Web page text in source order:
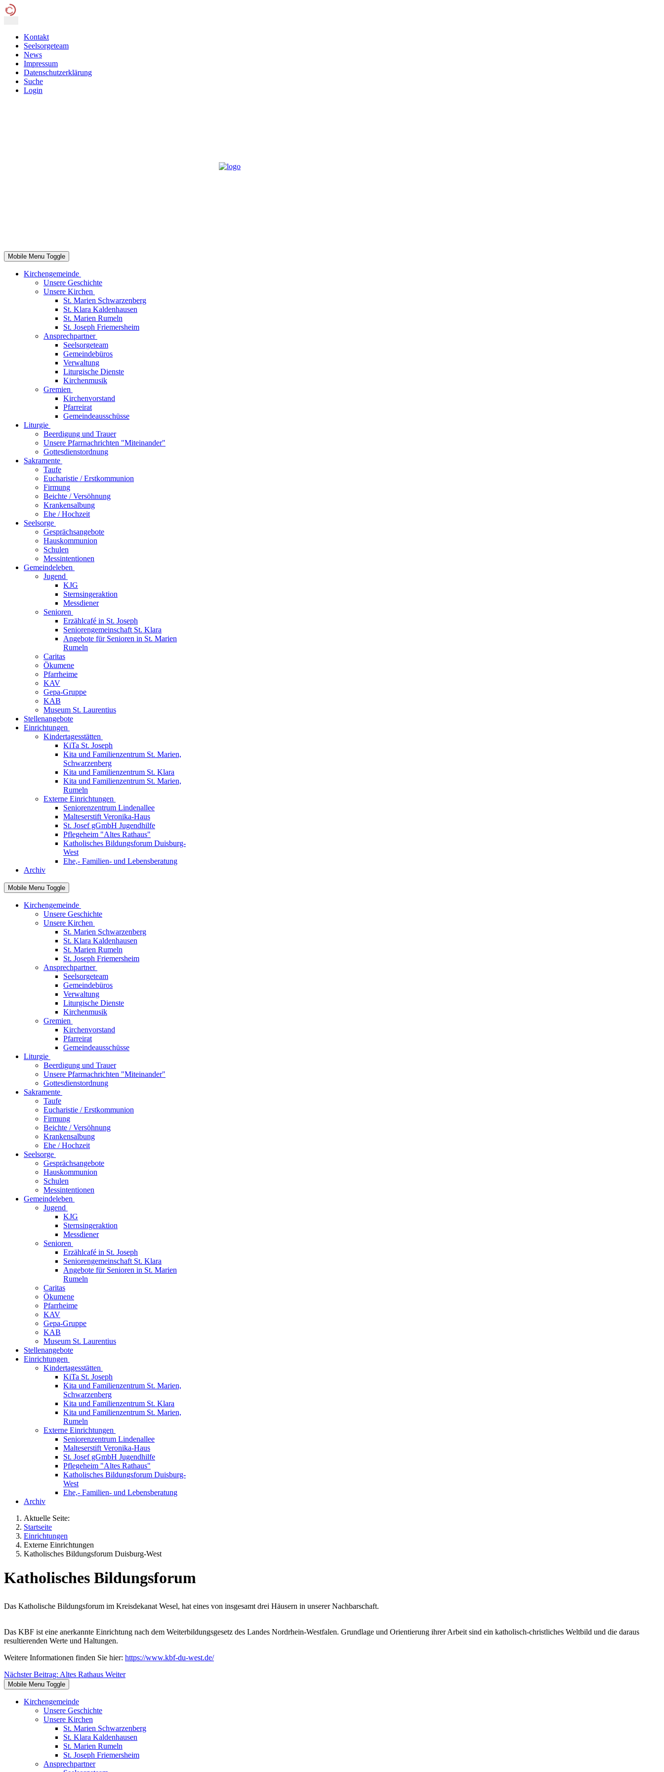
Kontakt
Seelsorgeteam
News
Impressum
Datenschutzerklärung
Suche
Login
Mobile Menu Toggle
Kirchengemeinde
Unsere Geschichte
Unsere Kirchen
St. Marien Schwarzenberg
St. Klara Kaldenhausen
St. Marien Rumeln
St. Joseph Friemersheim
Ansprechpartner
Seelsorgeteam
Gemeindebüros
Verwaltung
Liturgische Dienste
Kirchenmusik
Gremien
Kirchenvorstand
Pfarreirat
Gemeindeausschüsse
Liturgie
Beerdigung und Trauer
Unsere Pfarrnachrichten "Miteinander"
Gottesdienstordnung
Sakramente
Taufe
Eucharistie / Erstkommunion
Firmung
Beichte / Versöhnung
Krankensalbung
Ehe / Hochzeit
Seelsorge
Gesprächsangebote
Hauskommunion
Schulen
Messintentionen
Gemeindeleben
Jugend
KJG
Sternsingeraktion
Messdiener
Senioren
Erzählcafé in St. Joseph
Seniorengemeinschaft St. Klara
Angebote für Senioren in St. Marien
Rumeln
Caritas
Ökumene
Pfarrheime
KAV
Gepa-Gruppe
KAB
Museum St. Laurentius
Stellenangebote
Einrichtungen
Kindertagesstätten
KiTa St. Joseph
Kita und Familienzentrum St. Marien,
Schwarzenberg
Kita und Familienzentrum St. Klara
Kita und Familienzentrum St. Marien,
Rumeln
Externe Einrichtungen
Seniorenzentrum Lindenallee
Malteserstift Veronika-Haus
St. Josef gGmbH Jugendhilfe
Pflegeheim "Altes Rathaus"
Katholisches Bildungsforum Duisburg-
West
Ehe,- Familien- und Lebensberatung
Archiv
Mobile Menu Toggle
Kirchengemeinde
Unsere Geschichte
Unsere Kirchen
St. Marien Schwarzenberg
St. Klara Kaldenhausen
St. Marien Rumeln
St. Joseph Friemersheim
Ansprechpartner
Seelsorgeteam
Gemeindebüros
Verwaltung
Liturgische Dienste
Kirchenmusik
Gremien
Kirchenvorstand
Pfarreirat
Gemeindeausschüsse
Liturgie
Beerdigung und Trauer
Unsere Pfarrnachrichten "Miteinander"
Gottesdienstordnung
Sakramente
Taufe
Eucharistie / Erstkommunion
Firmung
Beichte / Versöhnung
Krankensalbung
Ehe / Hochzeit
Seelsorge
Gesprächsangebote
Hauskommunion
Schulen
Messintentionen
Gemeindeleben
Jugend
KJG
Sternsingeraktion
Messdiener
Senioren
Erzählcafé in St. Joseph
Seniorengemeinschaft St. Klara
Angebote für Senioren in St. Marien
Rumeln
Caritas
Ökumene
Pfarrheime
KAV
Gepa-Gruppe
KAB
Museum St. Laurentius
Stellenangebote
Einrichtungen
Kindertagesstätten
KiTa St. Joseph
Kita und Familienzentrum St. Marien,
Schwarzenberg
Kita und Familienzentrum St. Klara
Kita und Familienzentrum St. Marien,
Rumeln
Externe Einrichtungen
Seniorenzentrum Lindenallee
Malteserstift Veronika-Haus
St. Josef gGmbH Jugendhilfe
Pflegeheim "Altes Rathaus"
Katholisches Bildungsforum Duisburg-
West
Ehe,- Familien- und Lebensberatung
Archiv
Aktuelle Seite:
Startseite
Einrichtungen
Externe Einrichtungen
Katholisches Bildungsforum Duisburg-West
Katholisches Bildungsforum
Das Katholische Bildungsforum im Kreisdekanat Wesel, hat eines von insgesamt drei Häusern in unserer Nachbarschaft.
Das KBF ist eine anerkannte Einrichtung nach dem Weiterbildungsgesetz des Landes Nordrhein-Westfalen. Grundlage und Orientierung ihrer Arbeit sind ein katholisch-christliches Weltbild und die daraus
resultierenden Werte und Haltungen.
Weitere Informationen finden Sie hier: https://www.kbf-du-west.de/
Nächster Beitrag: Altes Rathaus Weiter
Mobile Menu Toggle
Kirchengemeinde
Unsere Geschichte
Unsere Kirchen
St. Marien Schwarzenberg
St. Klara Kaldenhausen
St. Marien Rumeln
St. Joseph Friemersheim
Ansprechpartner